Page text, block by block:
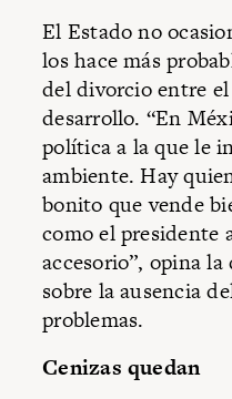
El Estado no
los hace más
del divorcio entre
desarrollo. “En
política a la que le
ambiente. Hay
bonito que vende
como el presidente
accesorio”, opina
sobre la ausencia
problemas.
Cenizas quedan